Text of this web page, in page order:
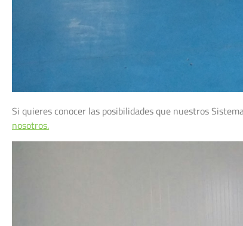
Si quieres conocer las posibilidades que nuestros
nosotros.